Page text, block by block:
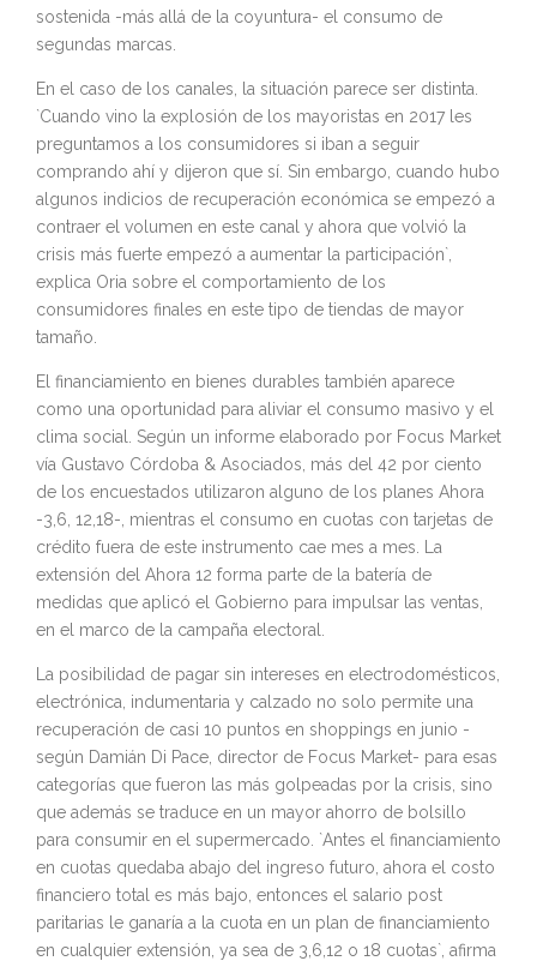
sostenida -más allá de la coyuntura- el consumo de
segundas marcas.
En el caso de los canales, la situación parece ser distinta.
`Cuando vino la explosión de los mayoristas en 2017 les
preguntamos a los consumidores si iban a seguir
comprando ahí y dijeron que sí. Sin embargo, cuando hubo
algunos indicios de recuperación económica se empezó a
contraer el volumen en este canal y ahora que volvió la
crisis más fuerte empezó a aumentar la participación`,
explica Oria sobre el comportamiento de los
consumidores finales en este tipo de tiendas de mayor
tamaño.
El financiamiento en bienes durables también aparece
como una oportunidad para aliviar el consumo masivo y el
clima social. Según un informe elaborado por Focus Market
vía Gustavo Córdoba & Asociados, más del 42 por ciento
de los encuestados utilizaron alguno de los planes Ahora
-3,6, 12,18-, mientras el consumo en cuotas con tarjetas de
crédito fuera de este instrumento cae mes a mes. La
extensión del Ahora 12 forma parte de la batería de
medidas que aplicó el Gobierno para impulsar las ventas,
en el marco de la campaña electoral.
La posibilidad de pagar sin intereses en electrodomésticos,
electrónica, indumentaria y calzado no solo permite una
recuperación de casi 10 puntos en shoppings en junio -
según Damián Di Pace, director de Focus Market- para esas
categorías que fueron las más golpeadas por la crisis, sino
que además se traduce en un mayor ahorro de bolsillo
para consumir en el supermercado. `Antes el financiamiento
en cuotas quedaba abajo del ingreso futuro, ahora el costo
financiero total es más bajo, entonces el salario post
paritarias le ganaría a la cuota en un plan de financiamiento
en cualquier extensión, ya sea de 3,6,12 o 18 cuotas`, afirma